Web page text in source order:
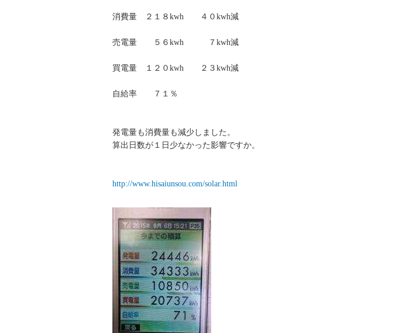
消費量 ２１８kwh ４０kwh減
売電量 ５６kwh ７kwh減
買電量 １２０kwh ２３kwh減
自給率 ７１％
発電量も消費量も減少しました。
算出日数が１日少なかった影響ですか。
http://www.hisaiunsou.com/solar.html